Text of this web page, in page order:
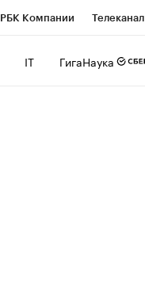
РБК Компании Телеканал
IT ГигаНаука